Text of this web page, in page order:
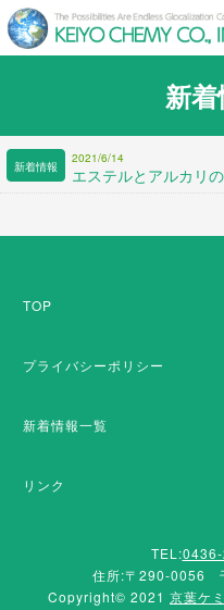
新
2021/6/14
エステルとアルカリ
TOP
プライバシーポリシー
新着情報一覧
リンク
TEL:
住所:〒290-0056
Copyright© 2021 京葉ケ